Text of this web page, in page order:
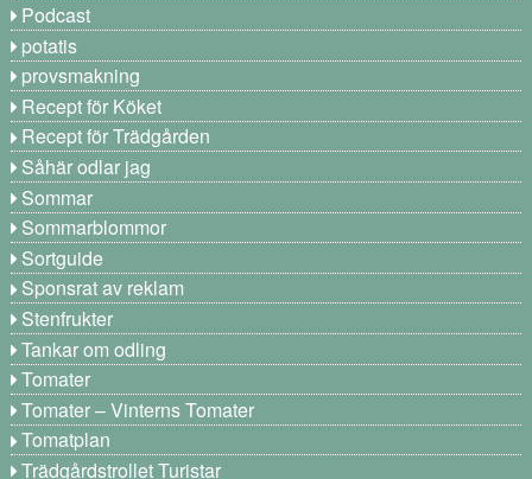
Podcast
potatis
provsmakning
Recept för Köket
Recept för Trädgården
Såhär odlar jag
Sommar
Sommarblommor
Sortguide
Sponsrat av reklam
Stenfrukter
Tankar om odling
Tomater
Tomater – Vinterns Tomater
Tomatplan
Trädgårdstrollet Turistar